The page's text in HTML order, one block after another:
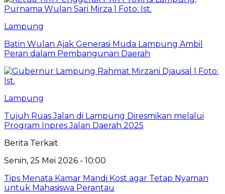
Lampung
Batin Wulan Ajak Generasi Muda Lampung Ambil
Peran dalam Pembangunan Daerah
Lampung
Tujuh Ruas Jalan di Lampung Diresmikan melalui
Program Inpres Jalan Daerah 2025
Berita Terkait
Senin, 25 Mei 2026 - 10:00
Tips Menata Kamar Mandi Kost agar Tetap Nyaman
untuk Mahasiswa Perantau